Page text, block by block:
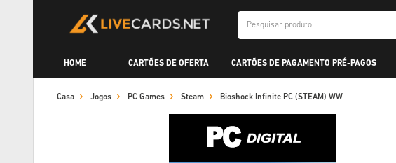
HOME CARTÕES DE OFERTA CARTÕES DE PAGAMENTO PRÉ-PAGOS
Casa Jogos PC Games Steam Bioshock Infinite PC (STEAM) WW